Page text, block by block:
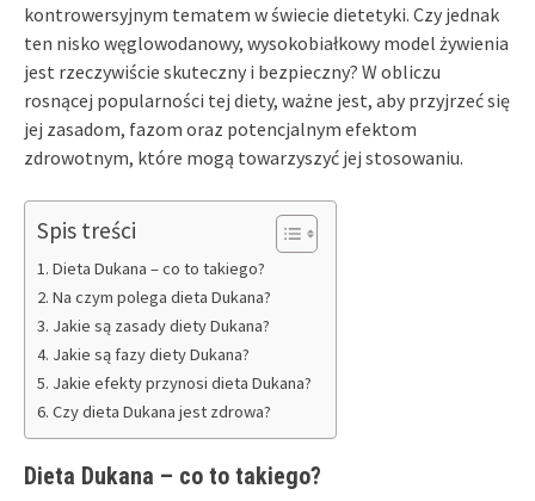
kontrowersyjnym tematem w świecie dietetyki. Czy jednak
ten nisko węglowodanowy, wysokobiałkowy model żywienia
jest rzeczywiście skuteczny i bezpieczny? W obliczu
rosnącej popularności tej diety, ważne jest, aby przyjrzeć się
jej zasadom, fazom oraz potencjalnym efektom
zdrowotnym, które mogą towarzyszyć jej stosowaniu.
Spis treści
Dieta Dukana – co to takiego?
Na czym polega dieta Dukana?
Jakie są zasady diety Dukana?
Jakie są fazy diety Dukana?
Jakie efekty przynosi dieta Dukana?
Czy dieta Dukana jest zdrowa?
Dieta Dukana – co to takiego?